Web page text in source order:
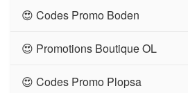
😍 Codes Promo Boden
😍 Promotions Boutique OL
😍 Codes Promo Plopsa